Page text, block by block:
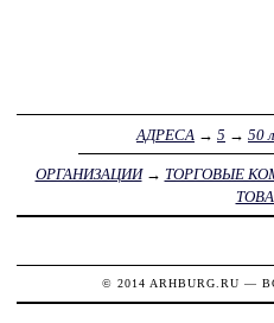
АДРЕСА → 5 → 50
ОРГАНИЗАЦИИ→ ТОРГОВЫЕ
© 2014 ARHBURG.RU —